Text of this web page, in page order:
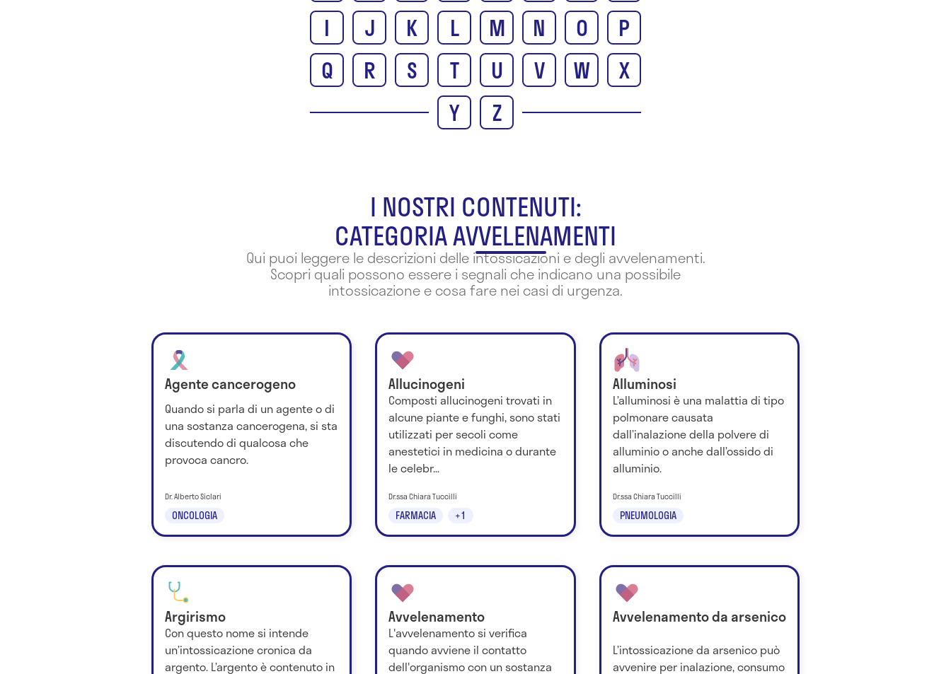
I
J K L M N O
P
Q
R S T U V W
X
Y
Z
I NOSTRI CONTENUTI:
CATEGORIA AVVELENAMENTI
Qui puoi leggere le descrizioni delle intossicazioni e degli avvelenamenti.
Scopri quali possono essere i segnali che indicano una possibile
intossicazione e cosa fare nei casi di urgenza.
Agente cancerogeno
Quando si parla di un agente o di
una sostanza cancerogena, si sta
discutendo di qualcosa che
provoca cancro.
ONCOLOGIA
Dr. Alberto Siclari
Allucinogeni
Composti allucinogeni trovati in
alcune piante e funghi, sono stati
utilizzati per secoli come
anestetici in medicina o durante
le celebr...
FARMACIA +1
Dr.ssa Chiara Tuccilli
Alluminosi
L’alluminosi è una malattia di tipo
polmonare causata
dall’inalazione della polvere di
alluminio o anche dall’ossido di
alluminio.
PNEUMOLOGIA
Dr.ssa Chiara Tuccilli
Argirismo
Con questo nome si intende
un’intossicazione cronica da
argento. L’argento è contenuto in
Avvelenamento
L'avvelenamento si verifica
quando avviene il contatto
dell'organismo con un sostanza
Avvelenamento da arsenico
L’intossicazione da arsenico può
avvenire per inalazione, consumo